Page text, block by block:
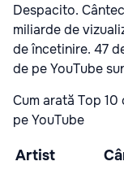
Despacito.
miliarde de
de încetinire. 47
de pe YouTube
Cum arată Top
pe YouTube
Artist